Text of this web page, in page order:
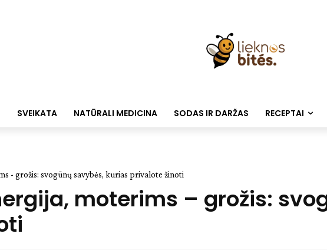
SVEIKATA NATŪRALI MEDICINA SODAS IR DARŽAS RECEPTAI
- grožis: svogūnų savybės, kurias privalote žinoti
moterims – grožis: